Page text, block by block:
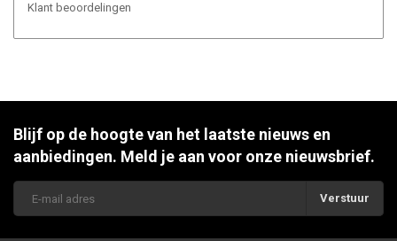
Klant beoordelingen
Blijf op de hoogte van het laatste nieuws en
aanbiedingen. Meld je aan voor onze nieuwsbrief.
Verstuur